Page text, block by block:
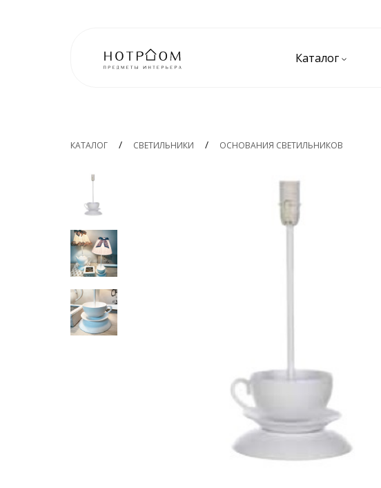
Каталог
КАТАЛОГ СВЕТИЛЬНИКИ
ОСНОВАНИЯ СВЕТИЛЬНИКОВ